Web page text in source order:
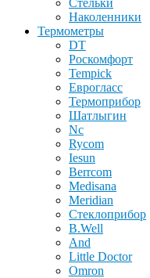
Стельки
Наколенники
Термометры
DT
Роскомфорт
Tempick
Еврогласс
Термоприбор
Шатлыгин
Nc
Rycom
Iesun
Berrcom
Medisana
Meridian
Стеклоприбор
B.Well
And
Little Doctor
Omron